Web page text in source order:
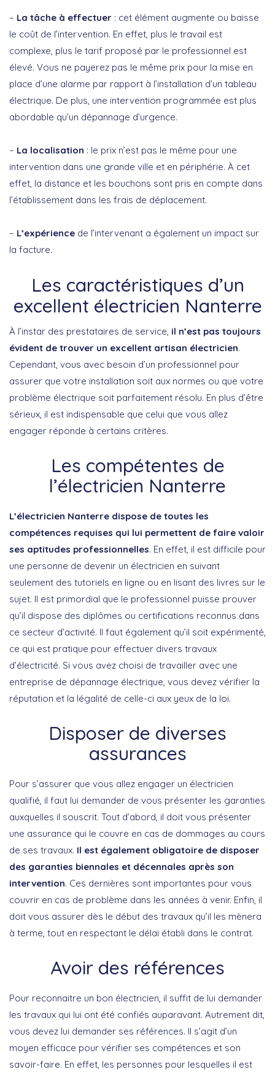
– La tâche à effectuer : cet élément augmente ou baisse
le coût de l’intervention. En effet, plus le travail est
complexe, plus le tarif proposé par le professionnel est
élevé. Vous ne payerez pas le même prix pour la mise en
place d’une alarme par rapport à l’installation d’un tableau
électrique. De plus, une intervention programmée est plus
abordable qu’un dépannage d’urgence.
– La localisation : le prix n’est pas le même pour une
intervention dans une grande ville et en périphérie. À cet
effet, la distance et les bouchons sont pris en compte dans
l’établissement dans les frais de déplacement.
– L’expérience de l’intervenant a également un impact sur
la facture.
Les caractéristiques d’un
excellent électricien Nanterre
À l’instar des prestataires de service, il n’est pas toujours
évident de trouver un excellent artisan électricien.
Cependant, vous avec besoin d’un professionnel pour
assurer que votre installation soit aux normes ou que votre
problème électrique soit parfaitement résolu. En plus d’être
sérieux, il est indispensable que celui que vous allez
engager réponde à certains critères.
Les compétentes de
l’électricien Nanterre
L’électricien Nanterre dispose de toutes les
compétences requises qui lui permettent de faire valoir
ses aptitudes professionnelles. En effet, il est difficile pour
une personne de devenir un électricien en suivant
seulement des tutoriels en ligne ou en lisant des livres sur le
sujet. Il est primordial que le professionnel puisse prouver
qu’il dispose des diplômes ou certifications reconnus dans
ce secteur d’activité. Il faut également qu’il soit expérimenté,
ce qui est pratique pour effectuer divers travaux
d’électricité. Si vous avez choisi de travailler avec une
entreprise de dépannage électrique, vous devez vérifier la
réputation et la légalité de celle-ci aux yeux de la loi.
Disposer de diverses
assurances
Pour s’assurer que vous allez engager un électricien
qualifié, il faut lui demander de vous présenter les garanties
auxquelles il souscrit. Tout d’abord, il doit vous présenter
une assurance qui le couvre en cas de dommages au cours
de ses travaux. Il est également obligatoire de disposer
des garanties biennales et décennales après son
intervention. Ces dernières sont importantes pour vous
couvrir en cas de problème dans les années à venir. Enfin, il
doit vous assurer dès le début des travaux qu’il les mènera
à terme, tout en respectant le délai établi dans le contrat.
Avoir des références
Pour reconnaitre un bon électricien, il suffit de lui demander
les travaux qui lui ont été confiés auparavant. Autrement dit,
vous devez lui demander ses références. Il s’agit d’un
moyen efficace pour vérifier ses compétences et son
savoir-faire. En effet, les personnes pour lesquelles il est